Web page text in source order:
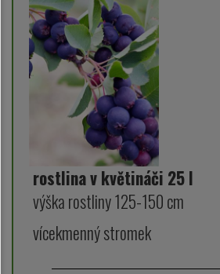
rostlina v květináči 25 l
výška rostliny 125-150 cm
vícekmenný stromek